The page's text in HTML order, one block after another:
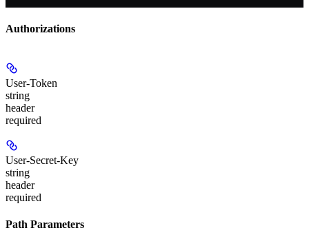
Authorizations
User-Token
string
header
required
User-Secret-Key
string
header
required
Path Parameters